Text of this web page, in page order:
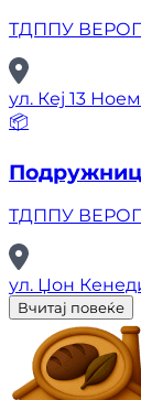
ТДППУ
ул. Кеј 13
📦
ТДППУ
ул. Џон
Вчитај повеќе